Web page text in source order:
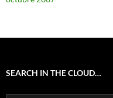
SEARCH IN THE CLOUD…